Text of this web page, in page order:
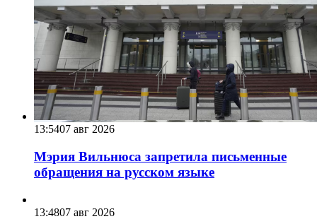
13:5407 авг 2026
Мэрия Вильнюса запретила письменные
обращения на русском языке
13:4807 авг 2026